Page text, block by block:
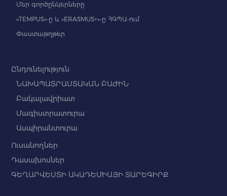
Մեր գործընկերները
«TEMPUS»-ը և «ERASMUS+»-ը ՀԳՊԱ-ում
Փաստաթղթեր
Ընդունելություն
ՆԱԽԱՊԱՏՐԱՍՏԱԿԱՆ ԲԱԺԻՆ
Բակալավրիատ
Մագիստրատուրա
Ասպիրանտուրա
Ուսանողներ
Դասախոսներ
ԳԵՂԱՐՎԵՍՏԻ ԱԿԱԴԵՄԻԱՅԻ ՏԱՐԵԳԻՐՔ